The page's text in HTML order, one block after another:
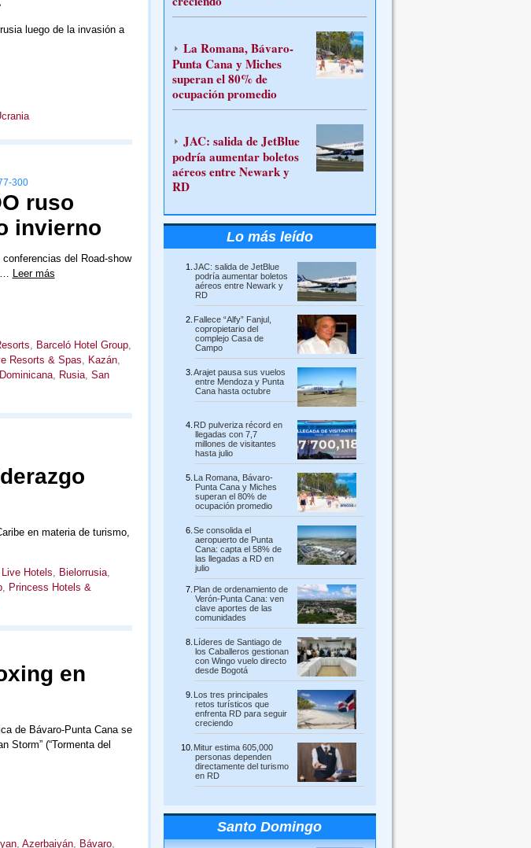
luego de la invasión a
300
ruso
invierno
del Road-show
Leer más
, Barceló Hotel Group,
Resorts & Spas, Kazán,
, Rusia, San
en materia de turismo,
Live Hotels, Bielorrusia,
, Princess Hotels &
en
de Bávaro-Punta Cana se
Storm” (“Tormenta del
, Azerbaiyán, Bávaro,
La Romana, Bávaro-
Punta Cana y Miches
superan el 80% de
ocupación promedio
JAC: salida de JetBlue
podría aumentar boletos
aéreos entre Newark y
RD
Lo más leído
JAC: salida de JetBlue
podría aumentar boletos
aéreos entre Newark y
RD
Fallece “Alfy” Fanjul,
copropietario del
complejo Casa de
Campo
Arajet pausa sus vuelos
entre Mendoza y Punta
Cana hasta octubre
RD pulveriza récord en
llegadas con 7,7
millones de visitantes
hasta julio
La Romana, Bávaro-
Punta Cana y Miches
superan el 80% de
ocupación promedio
Se consolida el
aeropuerto de Punta
Cana: capta el 58% de
las llegadas a RD en
julio
Plan de ordenamiento de
Verón-Punta Cana: ven
clave aportes de las
comunidades
Líderes de Santiago de
los Caballeros gestionan
con Wingo vuelo directo
desde Bogotá
Los tres principales
retos turísticos que
enfrenta RD para seguir
creciendo
Mitur estima 605,000
personas dependen
directamente del turismo
en RD
Santo Domingo